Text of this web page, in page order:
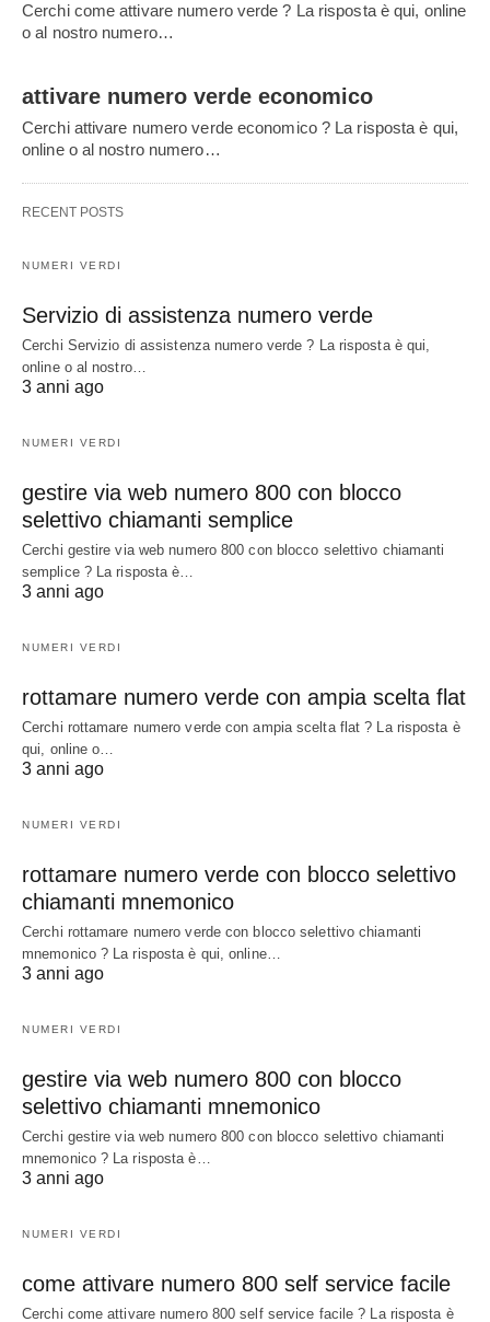
Cerchi come attivare numero verde ? La risposta è qui, online
o al nostro numero…
attivare numero verde economico
Cerchi attivare numero verde economico ? La risposta è qui,
online o al nostro numero…
RECENT POSTS
NUMERI VERDI
Servizio di assistenza numero verde
Cerchi Servizio di assistenza numero verde ? La risposta è qui,
online o al nostro…
3 anni ago
NUMERI VERDI
gestire via web numero 800 con blocco
selettivo chiamanti semplice
Cerchi gestire via web numero 800 con blocco selettivo chiamanti
semplice ? La risposta è…
3 anni ago
NUMERI VERDI
rottamare numero verde con ampia scelta flat
Cerchi rottamare numero verde con ampia scelta flat ? La risposta è
qui, online o…
3 anni ago
NUMERI VERDI
rottamare numero verde con blocco selettivo
chiamanti mnemonico
Cerchi rottamare numero verde con blocco selettivo chiamanti
mnemonico ? La risposta è qui, online…
3 anni ago
NUMERI VERDI
gestire via web numero 800 con blocco
selettivo chiamanti mnemonico
Cerchi gestire via web numero 800 con blocco selettivo chiamanti
mnemonico ? La risposta è…
3 anni ago
NUMERI VERDI
come attivare numero 800 self service facile
Cerchi come attivare numero 800 self service facile ? La risposta è